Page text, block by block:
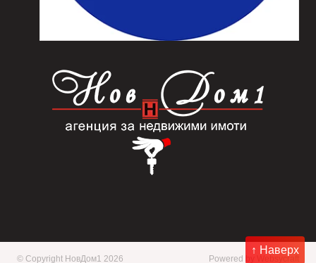
↑ Наверх
© Copyright НовДом1 2026 Powered by Websycraft